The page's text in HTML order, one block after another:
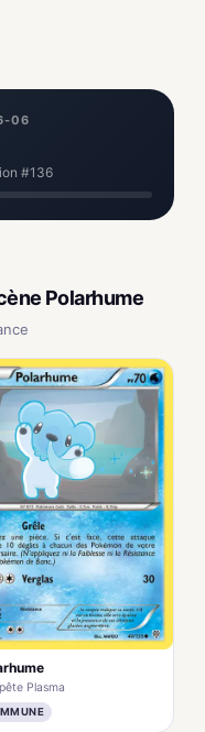
06
#136
Polarhume
Plasma